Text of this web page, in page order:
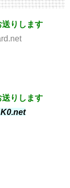
送りします
送りします